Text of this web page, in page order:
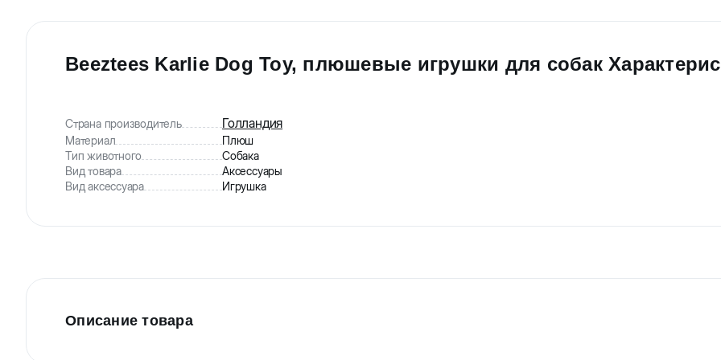
Beeztees Karlie Dog Toy, плюшевые игрушки для собак
Страна производитель Голландия
Материал
Плюш
Тип животного
Собака
Вид товара
Аксессуары
Вид аксессуара
Игрушка
Описание товара